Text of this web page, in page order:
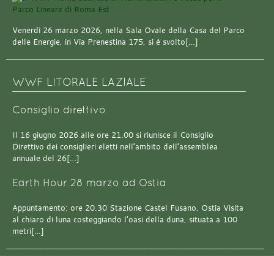
Venerdì 26 marzo 2026, nella Sala Ovale della Casa del Parco
delle Energie, in Via Prenestina 175, si è svolto[…]
WWF LITORALE LAZIALE
Consiglio direttivo
Il 16 giugno 2026 alle ore 21.00 si riunisce il Consiglio
Direttivo dei consiglieri eletti nell’ambito dell’assemblea
annuale del 26[…]
Earth Hour 28 marzo ad Ostia
Appuntamento: ore 20.30 Stazione Castel Fusano, Ostia Visita
al chiaro di luna costeggiando l’oasi della duna, situata a 100
metri[…]